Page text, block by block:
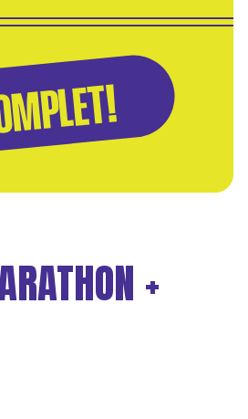
+